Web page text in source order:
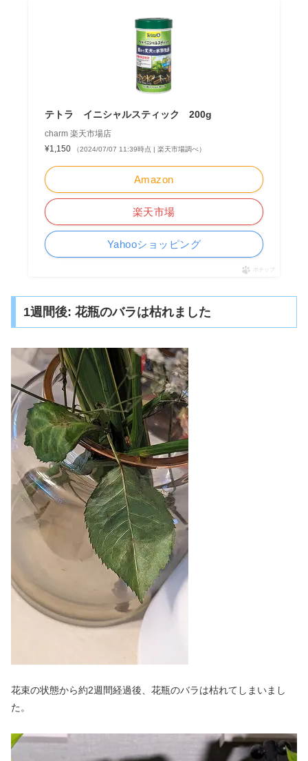
テトラ イニシャルスティック 200g
charm 楽天市場店
¥1,150
（2024/07/07 11:39時点 | 楽天市場調べ）
Amazon
楽天市場
Yahooショッピング
ポチップ
1週間後: 花瓶のバラは枯れました
花束の状態から約2週間経過後、花瓶のバラは枯れてしまいまし
た。